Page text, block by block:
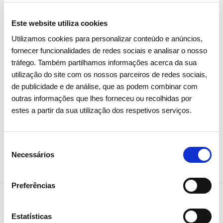
Este website utiliza cookies
Utilizamos cookies para personalizar conteúdo e anúncios,
fornecer funcionalidades de redes sociais e analisar o nosso
tráfego. Também partilhamos informações acerca da sua
utilização do site com os nossos parceiros de redes sociais,
de publicidade e de análise, que as podem combinar com
outras informações que lhes forneceu ou recolhidas por
estes a partir da sua utilização dos respetivos serviços.
Necessários
Preferências
Estatísticas
Assembleia Geral de Acionistas
2026 aprova todos os pontos
com larga maioria
Investidores Institucional